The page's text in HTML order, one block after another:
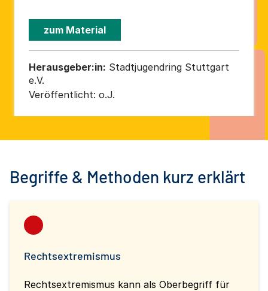
zum Material
Herausgeber:in: Stadtjugendring Stuttgart
e.V.
Veröffentlicht: o.J.
Begriffe & Methoden kurz erklärt
Rechtsextremismus
Rechtsextremismus kann als Oberbegriff für